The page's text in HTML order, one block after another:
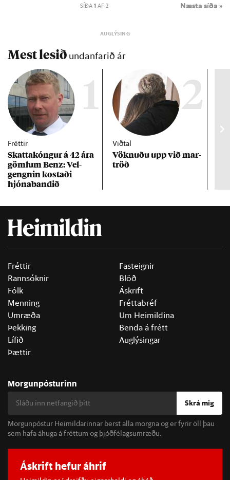
SÍÐA 1AF 2 Næsta síða »
Mest lesið undanfarið ár
1
Fréttir
Skattakóng­ur á 42 ára
göml­um Benz: Vel­
gengn­in kostaði
hjóna­band­ið
2
Viðtal
Vökn­uðu upp við mar­
tröð
Fréttir
Rannsóknir
Fólk
Menning
Umræða
Þekking
Lífið
Þættir
Fasteignir
Blöð
Áskrift
Fréttabréf
Um Heimildina
Benda á frétt
Auglýsingar
Morgunpósturinn
Skrá mig
Morgunpóstur Heimildarinnar berst alla morgna og er fyrir öll þau
sem hafa áhuga á fréttum og þjóðfélagsumræðu.
Áskrift hefur áhrif